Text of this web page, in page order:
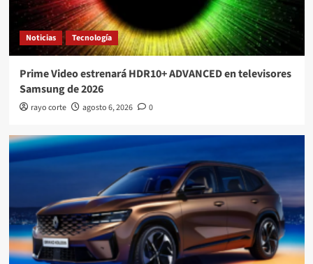
Noticias Tecnología
Prime Video estrenará HDR10+ ADVANCED en televisores
Samsung de 2026
rayo corte agosto 6, 2026 0